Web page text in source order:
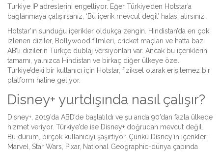
Türkiye IP adreslerini engelliyor. Eğer Türkiye’den Hotstar’a
bağlanmaya çalışırsanız, ‘Bu içerik mevcut değil’ hatası alırsınız.
Hotstar’ın sunduğu içerikler oldukça zengin. Hindistan’da en çok
izlenen diziler, Bollywood filmleri, cricket maçları ve hatta bazı
AB’li dizilerin Türkçe dublaj versiyonları var. Ancak bu içeriklerin
tamamı, yalnızca Hindistan ve birkaç diğer ülkeye özel.
Türkiye’deki bir kullanıcı için Hotstar, fiziksel olarak erişilemez bir
platform haline geliyor.
Disney+ yurtdışında nasıl çalışır?
Disney+, 2019’da ABD’de başlatıldı ve şu anda 90’dan fazla ülkede
hizmet veriyor. Türkiye’de ise Disney+ doğrudan mevcut değil.
Bu durum, birçok kullanıcıyı şaşırtıyor. Çünkü Disney’in içerikleri-
Marvel, Star Wars, Pixar, National Geographic-dünya çapında